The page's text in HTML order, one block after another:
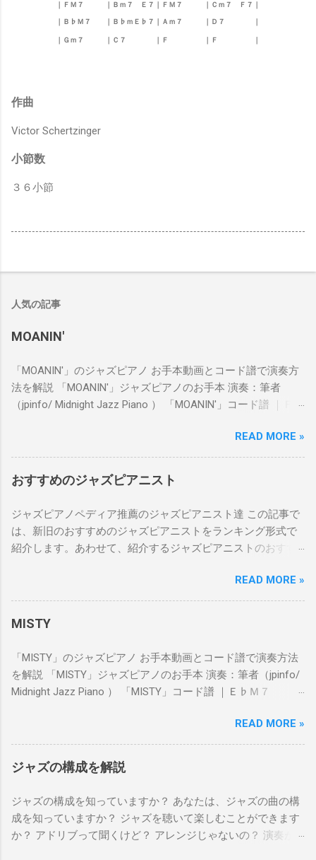
｜ＦＭ７ ｜Ｂ ｍ７ Ｅ７ ｜ＦＭ７ ｜Ｃｍ７ Ｆ７
｜Ｂ ♭Ｍ７ ｜Ｂ ♭ｍ Ｅ ♭７ ｜Ａｍ ７ ｜Ｄ７
｜Ｇｍ７ Ｃ７ ｜Ｆ ｜Ｆ
作曲
Victor Schertzinger
小節数
３６小節
人気の記事
MOANIN'
「MOANIN'」のジャズピアノ お手本動画とコード譜で演奏方
法を解説 「MOANIN'」ジャズピアノのお手本 演奏：筆者
（jpinfo/ Midnight Jazz Piano ） 「MOANIN'」コード譜 ｜Ｆ
｜Ｆｍ Ｂ♭７｜Ｆｍ ｜Ｆｍ Ｂ♭７｜Ｆ
ｍ ｜ ｜Ｆｍ Ｂ♭７｜Ｆｍ ｜Ｆｍ Ｂ♭７
｜Ｆｍ ｜ ｜Ｆｍ Ｂ♭７｜Ｆｍ ｜Ｆｍ Ｂ
♭７｜Ｆｍ ｜ ｜Ｂｍ♭Ａ♭７｜Ｇｍ７Ｃ７ ｜Ｆ
ｍ ｜Ｆ７ ｜ ｜Ｂｍ♭Ａ♭７｜Ｇｍ
｜Ｃ７ ｜Ｆｍ ｜ ｜Ｆｍ Ｂ♭７｜Ｆ
ｍ ｜Ｆｍ Ｂ♭７｜Ｆｍ ｜ ｜Ｆｍ Ｂ♭７
｜Ｆｍ ｜Ｆｍ Ｂ♭７｜Ｆｍ ｜ 作曲 BOBBY
TIMMONS 小節数 ３２小節 筆者の演奏のポイント（一般向
とのある有名曲かつジャズの定番曲でもあります。演奏する
ます。 Aメロディー（１～８小節）は単音でメロディーを弾
きます。 少しでも音を出すタイミングが早くなってしまう
と、走ってしまっている事が目立ってしまうので、注意が必
ます。１つ目のポイントは、メロディーラインは演奏前に決
めたテンポよりもタイムを遅く弾くこと。こうすことで、ジ
ャズ独特のノリと余裕のある雰囲気をつけられます。２つ目
のポイントは、バッキングはテンポにピッタリのタイミング
で弾くことです。Aメロディーはベースラインやバッキング無
しでメロディーを弾きますので、聴き手にテンポの正しいタ
イム感を伝えられるのはバッキングの部分となります。ここ
READ MORE »
おすすめのジャズピアニスト
ジャズピアノペディア推薦のジャズピアニスト達 この記事で
は、新旧のおすすめのジャズピアニストをランキング形式で
紹介します。あわせて、紹介するジャズピアニストのおすす
「Midnight Jazz Piano」 と本ブログ 「ジャズピアノペディ
ア」 を運営する筆者が皆さんに 自信をもっておすすめできる
ジャズピアニスト達 です！ おすすめの旧ジャズピアニスト
ジャズピアニストの第１位はOscar Petersonです！ やっぱり
Oscar Petersonは最高 です。 どの音源もクオリティが高い 。
おすすめCDとして挙げた「Exclusively for My Friends」はトリ
オとソロの演奏が入った複数枚のアルバムで本当におすすめ
なので、ぜひ聴いてみてください。どの演奏も最高です。 お
ズ） おすすめジャズピアニストの第２位はHank Jonesです！
ンダードを知り尽くした神様 です。Great Jazz Trioというグ
ループで活動していたことも有名です。耳障りな演奏をしな
い、堅実で温かみのある演奏スタイルがとても好きです。ま
READ MORE »
MISTY
「MISTY」のジャズピアノ お手本動画とコード譜で演奏方法
を解説 「MISTY」ジャズピアノのお手本 演奏：筆者（jpinfo/
Midnight Jazz Piano ） 「MISTY」コード譜 ｜Ｅ♭Ｍ７ ｜
７｜Ｆｍ Ｂ♭７｜Ｇｍ Ｃ７ ｜Ｆｍ Ｂ♭７｜ ｜Ｅ♭Ｍ
７ ｜Ｂ♭ｍＥ♭７｜Ａ♭Ｍ７ ｜Ａ♭ｍＤ♭７｜ ｜Ｅ
♭ Ｃｍ７｜Ｆｍ Ｂ♭７｜Ｅ♭ ｜Ｅ♭ ｜
｜Ｂ♭ｍ ｜Ｅ♭７ ｜Ａ♭ ｜Ａ
♭ ｜ ｜Ａｍ ｜Ｄ７ ｜Ｇｍ Ｃ７
｜Ｆｍ Ｂ♭７｜ ｜Ｅ♭Ｍ７ ｜Ｂ♭ｍＥ♭７｜Ａ♭Ｍ
７ ｜Ａ♭ｍＤ♭７｜ ｜Ｅ♭ Ｃｍ７｜Ｆｍ Ｂ♭７｜Ｅ
♭ ｜Ｅ♭ ｜ 作曲 Erroll Garner 小節数 ３２小
READ MORE »
ジャズの構成を解説
ジャズの構成を知っていますか？ あなたは、ジャズの曲の構
成を知っていますか？ ジャズを聴いて楽しむことができます
か？ アドリブって聞くけど？ アレンジじゃないの？ 演奏が